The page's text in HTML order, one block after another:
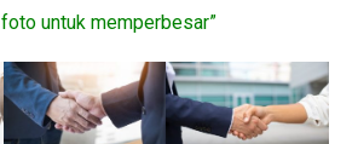
untuk memperbesar”